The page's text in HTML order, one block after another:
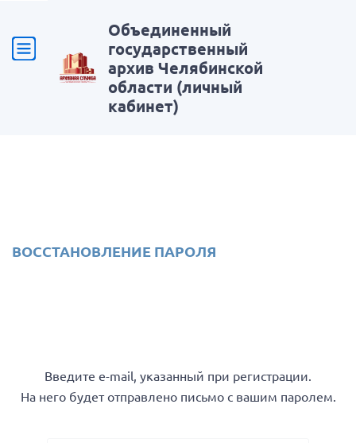
Объединенный
государственный
архив Челябинской
области (личный
кабинет)
ВОССТАНОВЛЕНИЕ ПАРОЛЯ
Введите e-mail, указанный при регистрации.
На него будет отправлено письмо с вашим паролем.